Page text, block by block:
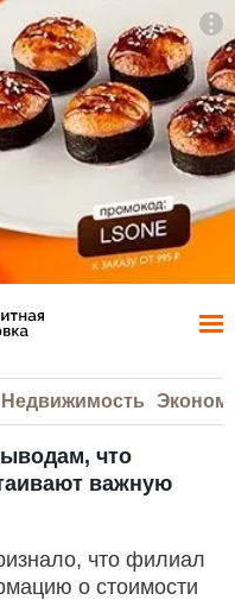
Недвижимость
что
важную
что филиал
о стоимости